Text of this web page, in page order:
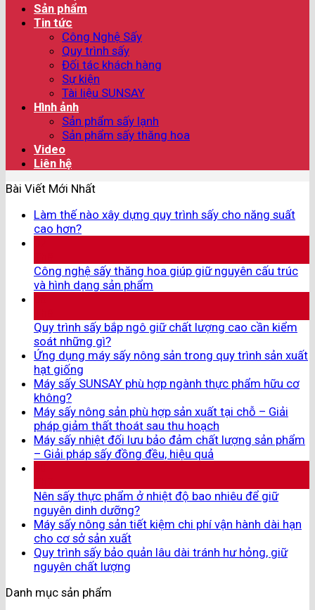
Sản phẩm
Tin tức
Công Nghệ Sấy
Quy trình sấy
Đối tác khách hàng
Sự kiện
Tài liệu SUNSAY
Hình ảnh
Sản phẩm sấy lạnh
Sản phẩm sấy thăng hoa
Video
Liên hệ
Bài Viết Mới Nhất
Làm thế nào xây dựng quy trình sấy cho năng suất
cao hơn?
Công nghệ sấy thăng hoa giúp giữ nguyên cấu trúc
và hình dạng sản phẩm
Quy trình sấy bắp ngô giữ chất lượng cao cần kiểm
soát những gì?
Ứng dụng máy sấy nông sản trong quy trình sản xuất
hạt giống
Máy sấy SUNSAY phù hợp ngành thực phẩm hữu cơ
không?
Máy sấy nông sản phù hợp sản xuất tại chỗ – Giải
pháp giảm thất thoát sau thu hoạch
Máy sấy nhiệt đối lưu bảo đảm chất lượng sản phẩm
– Giải pháp sấy đồng đều, hiệu quả
Nên sấy thực phẩm ở nhiệt độ bao nhiêu để giữ
nguyên dinh dưỡng?
Máy sấy nông sản tiết kiệm chi phí vận hành dài hạn
cho cơ sở sản xuất
Quy trình sấy bảo quản lâu dài tránh hư hỏng, giữ
nguyên chất lượng
Danh mục sản phẩm